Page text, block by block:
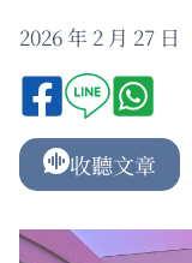
2026 年 2 月 27 日
收聽文章